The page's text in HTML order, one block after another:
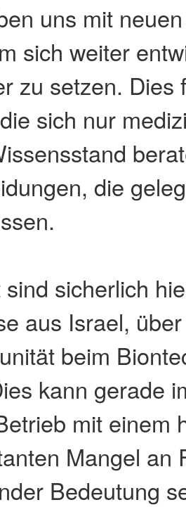
uns mit
sich weiter
zu setzen. Dies
sich nur
die
sicherlich
aus Israel,
beim
kann gerade
mit einem
Mangel an
Bedeutung